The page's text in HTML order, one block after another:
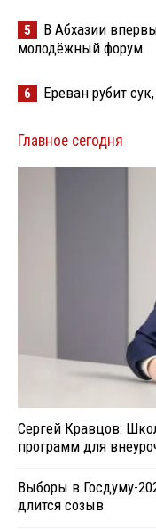
5
В Абхазии
молодёжный форум
6 Ереван рубит
Главное сегодня
Сергей Кравцов:
программ для
Выборы в Госдуму-
длится созыв